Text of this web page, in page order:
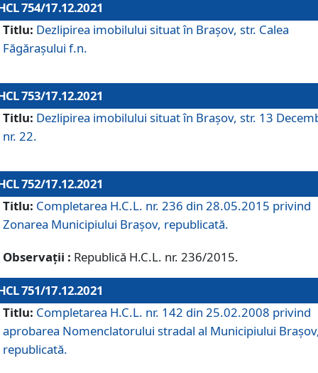
754/17.12.2021
Titlu: Dezlipirea imobilului situat în Brașov, str. Calea
Făgărașului f.n.
753/17.12.2021
Titlu: Dezlipirea imobilului situat în Brașov, str. 13
nr. 22.
752/17.12.2021
Titlu: Completarea H.C.L. nr. 236 din 28.05.2015 privind
Zonarea Municipiului Braşov, republicată.
Observații : Republică H.C.L. nr. 236/2015.
751/17.12.2021
Titlu: Completarea H.C.L. nr. 142 din 25.02.2008 privind
aprobarea Nomenclatorului stradal al Municipiului
republicată.